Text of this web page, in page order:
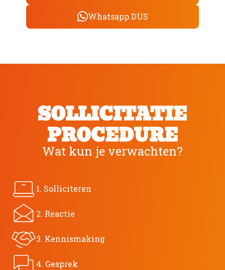
Whatsapp DUS
SOLLICITATIE
PROCEDURE
Wat kun je verwachten?
1. Solliciteren
2. Reactie
3. Kennismaking
4. Gesprek